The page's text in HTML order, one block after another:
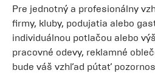
Pre jednotný a profesionálny
firmy, kluby, podujatia alebo
individuálnou potlačou alebo
pracovné odevy, reklamné
bude váš vzhľad pútať